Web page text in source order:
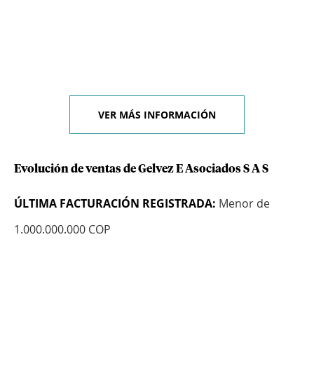
VER MÁS INFORMACIÓN
Evolución de ventas de Gelvez E Asociados S A S
ÚLTIMA FACTURACIÓN REGISTRADA: Menor de
1.000.000.000 COP